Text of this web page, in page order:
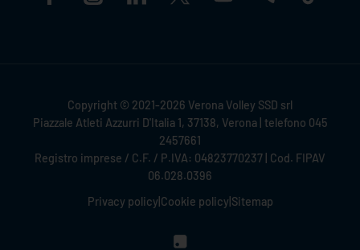
Copyright © 2021-2026 Verona Volley SSD srl
Piazzale Atleti Azzurri D'Italia 1, 37138, Verona | telefono 045
2457661
Registro imprese / C.F. / P.IVA: 04823770237 | Cod. FIPAV
06.028.0396
Privacy policy Cookie policy Sitemap